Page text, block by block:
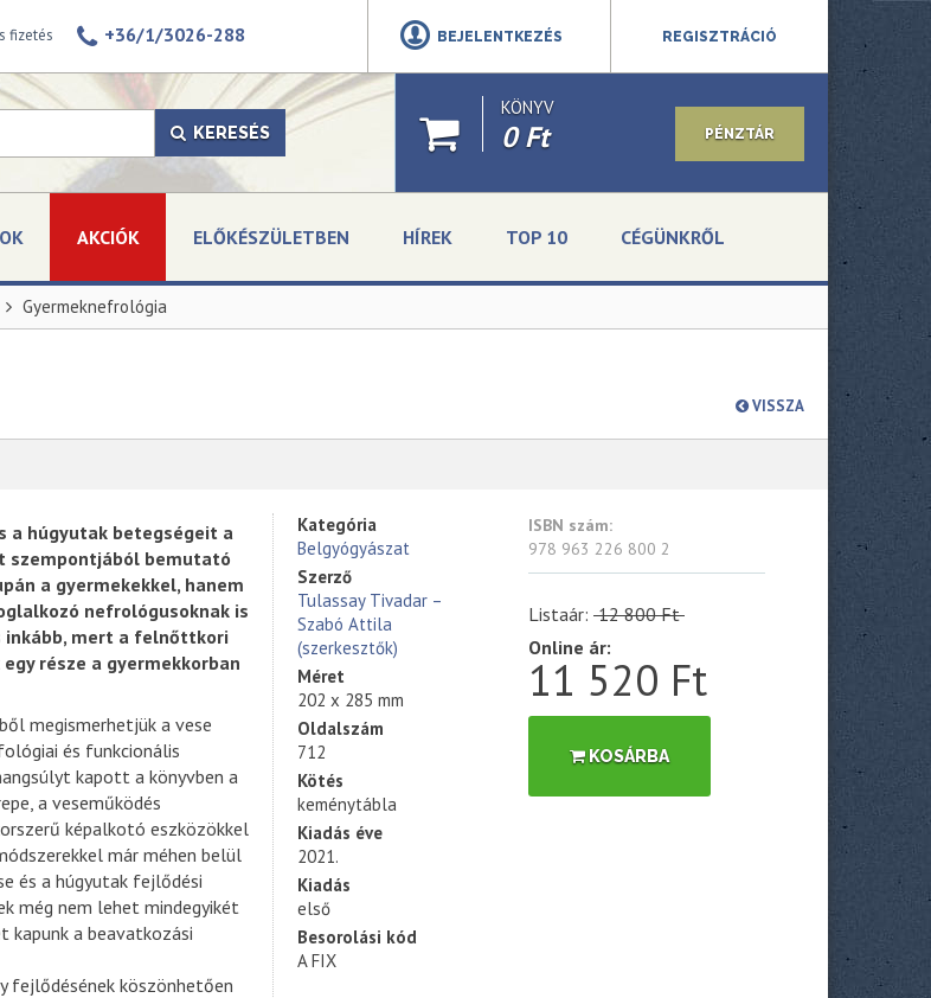
fizetés +36/1/3026-288 BEJELENTKEZÉS REGISZTRÁCIÓ
KÖNYV
0 Ft PÉNZTÁR
KERESÉS
AKCIÓK ELŐKÉSZÜLETBEN HÍREK TOP 10 CÉGÜNKRŐL
Gyermeknefrológia
VISSZA
a húgyutak betegségeit a
szempontjából bemutató
a gyermekekkel, hanem
nefrológusoknak is
inkább, mert a felnőttkori
része a gyermekkorban
megismerhetjük a vese
és funkcionális
kapott a könyvben a
a veseműködés
képalkotó eszközökkel
már méhen belül
és a húgyutak fejlődési
még nem lehet mindegyikét
kapunk a beavatkozási
fejlődésének köszönhetően
Kategória
Belgyógyászat
Szerző
Tulassay Tivadar –
Szabó Attila
(szerkesztők)
Méret
202 x 285 mm
Oldalszám
712
Kötés
keménytábla
Kiadás éve
2021.
Kiadás
első
Besorolási kód
A FIX
ISBN szám:
978 963 226 800 2
Listaár: 12 800 Ft
Online ár:
11 520 Ft
KOSÁRBA